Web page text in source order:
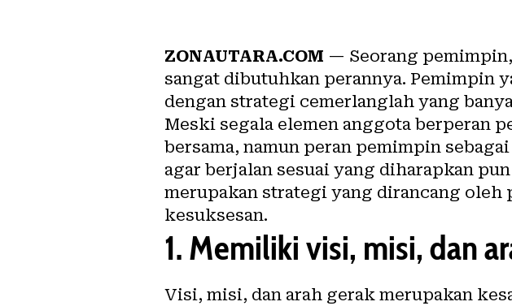
ZONAUTARA.COM — Seorang
sangat dibutuhkan perannya. Pemimpin
dengan strategi cemerlanglah yang
Meski segala elemen anggota berperan
bersama, namun peran pemimpin
agar berjalan sesuai yang diharapkan
merupakan strategi yang dirancang oleh
kesuksesan.
1.Memiliki visi, misi, dan
Visi, misi, dan arah gerak merupakan